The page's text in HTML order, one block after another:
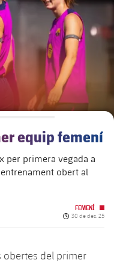
equip femení
per primera vegada a
obert al
FEMENÍ
Data de
30 de des. 25
obertes del primer